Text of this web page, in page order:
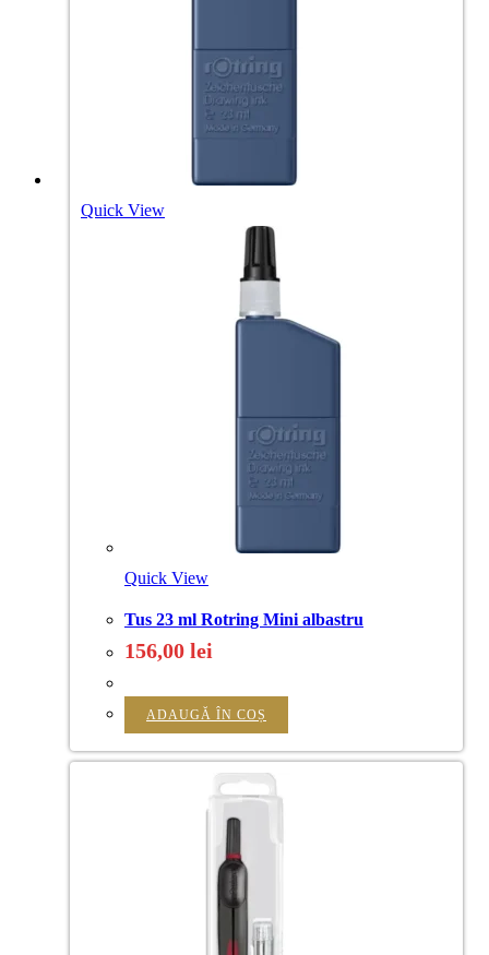
Quick View
Quick View
Tus 23 ml Rotring Mini albastru
156,00 lei
ADAUGĂ ÎN COȘ